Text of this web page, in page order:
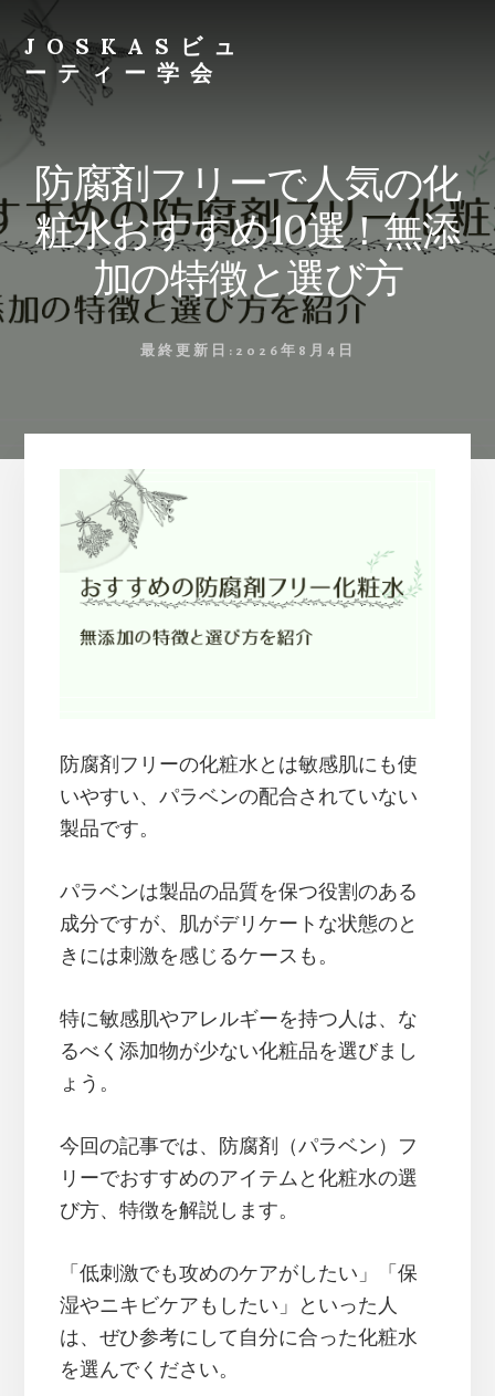
content
JOSKASビュ
ーティー学会
防腐剤フリーで人気の化
粧水おすすめ10選！無添
加の特徴と選び方
最終更新日: 2026年8月4日
防腐剤フリーの化粧水とは敏感肌にも使
いやすい、パラベンの配合されていない
製品です。
パラベンは製品の品質を保つ役割のある
成分ですが、肌がデリケートな状態のと
きには刺激を感じるケースも。
特に敏感肌やアレルギーを持つ人は、な
るべく添加物が少ない化粧品を選びまし
ょう。
今回の記事では、防腐剤（パラベン）フ
リーでおすすめのアイテムと化粧水の選
び方、特徴を解説します。
「低刺激でも攻めのケアがしたい」「保
湿やニキビケアもしたい」といった人
は、ぜひ参考にして自分に合った化粧水
を選んでください。